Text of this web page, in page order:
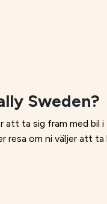
Sweden?
att ta sig fram med bil i
resa om ni väljer att ta